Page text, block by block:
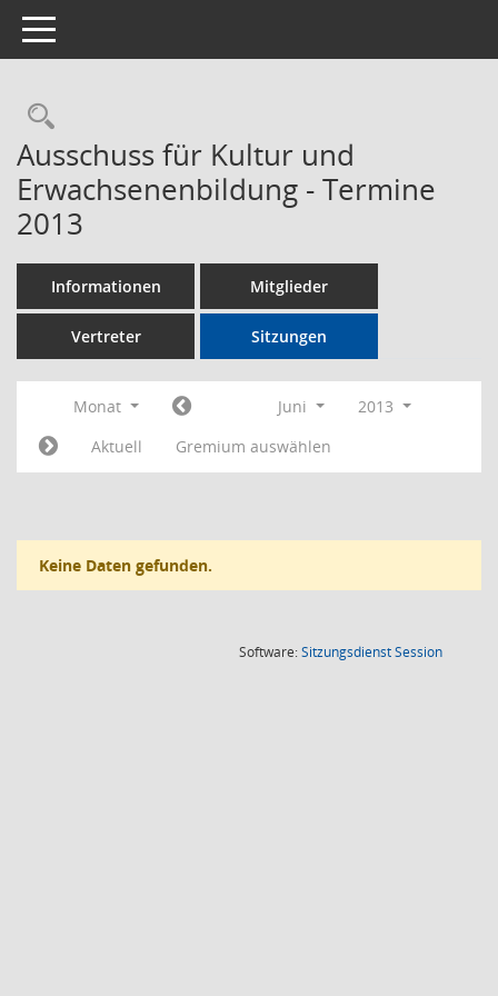
Toggle navigation
Rechercheauswahl
Ausschuss für Kultur und
Erwachsenenbildung - Termine
2013
Informationen Mitglieder
Vertreter Sitzungen
Monat Juni
2013
Aktuell
Gremium auswählen
Keine Daten gefunden.
Software:SitzungsdienstSession(Wird in